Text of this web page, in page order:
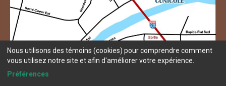
Nous utilisons des témoins (cookies) pour comprendre comment
vous utilisez notre site et afin d'améliorer votre expérience.
Préférences